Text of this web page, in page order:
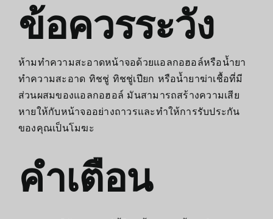
ข้อควรระวัง
ห้ามทำความสะอาดหน้าจอด้วยแอลกอฮอล์หรือน้ำยา
ทำความสะอาด ทิชชู่ ทิชชู่เปียก หรือน้ำยาฆ่าเชื้อที่มี
ส่วนผสมของแอลกอฮอล์ มันสามารถสร้างความเสีย
หายให้กับหน้าจออย่างถาวรและทำให้การรับประกัน
ของคุณเป็นโมฆะ
คำเตือน